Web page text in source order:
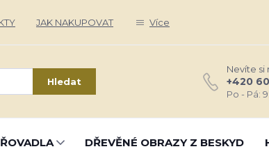
JAK NAKUPOVAT Více
Hledat
Nevíte si
+420
Po - Pá:
DŘEVĚNÉ OBRAZY Z BESKYD